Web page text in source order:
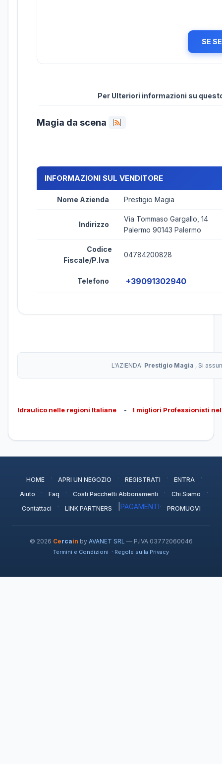
SE
Per Ulteriori informazioni su
Magia da scena
INFORMAZIONI SUL VENDITORE
Nome Azienda Prestigio Magia
Indirizzo
Via Tommaso Gargallo, 14
Palermo 90143 Palermo
Codice
Fiscale/P.Iva
04784200828
Telefono +39091302940
L'AZIENDA: Prestigio Magia , Si
Idraulico nelle regioni Italiane - I migliori Professionisti
HOME · APRI UN NEGOZIO · REGISTRATI · ENTRA ·
Aiuto · Faq · Costi Pacchetti Abbonamenti · Chi Siamo ·
Contattaci · LINK PARTNERS PAGAMENTI· PROMUOVI
© 2026 Cercain by AVANET SRL — P.IVA 03772060046
Termini e Condizioni · Regole sulla Privacy